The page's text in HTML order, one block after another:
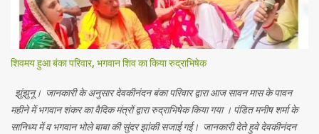
शिवमय हुआ बंका परिवार, भगवान शिव का किया रुद्राभिषेक
झुंझुनू। जानकारी के अनुसार देवकीनंदन बंका परिवार द्वारा आज सावन मास के पावन
महीने में भगवान शंकर का वैदिक मंत्रों द्वारा रुद्राभिषेक किया गया । पंडित मनीष शर्मा के
सानिध्य में व भगवान भोले बाबा की सुंदर झांकी सजाई गई। जानकारी देते हुवे देवकीनंदन